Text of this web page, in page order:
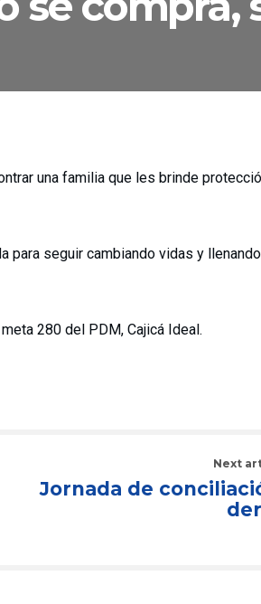
una familia que les brinde
para seguir cambiando vidas y
280 del PDM, Cajicá Ideal.
Next
Jornada de